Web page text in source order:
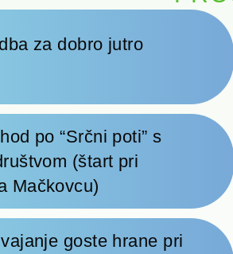
za dobro jutro
po “Srčni poti” s
(štart pri
Mačkovcu)
goste hrane pri